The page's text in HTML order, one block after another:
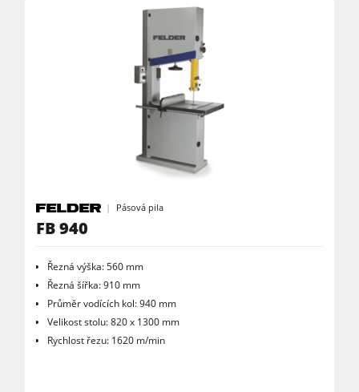
Pásová pila
FB 940
Řezná výška: 560 mm
Řezná šířka: 910 mm
Průměr vodících kol: 940 mm
Velikost stolu: 820 x 1300 mm
Rychlost řezu: 1620 m/min